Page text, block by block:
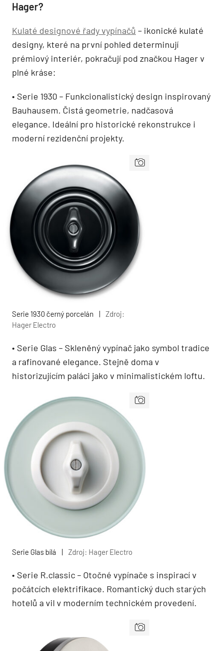
Hager?
Kulaté designové řady vypínačů – ikonické kulaté
designy, které na první pohled determinují
prémiový interiér, pokračují pod značkou Hager v
plné kráse:
• Serie 1930 – Funkcionalistický design inspirovaný
Bauhausem. Čistá geometrie, nadčasová
elegance. Ideální pro historické rekonstrukce i
moderní rezidenční projekty.
Serie 1930 černý porcelán |
Zdroj:
Hager Electro
• Serie Glas – Skleněný vypínač jako symbol tradice
a rafinované elegance. Stejně doma v
historizujícím paláci jako v minimalistickém loftu.
Serie Glas bílá | Zdroj: Hager Electro
• Serie R.classic – Otočné vypínače s inspirací v
počátcích elektrifikace. Romantický duch starých
hotelů a vil v moderním technickém provedení.